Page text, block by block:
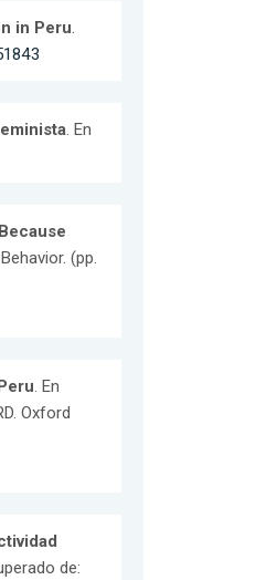
in Peru.
. En
(pp.
. En
Oxford
de: